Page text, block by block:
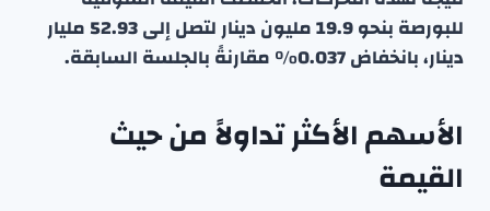
للبورصة بنحو 19.9 مليون دينار لتصل إلى 52.93 مليار
دينار، بانخفاض 0.037٪ مقارنةً بالجلسة السابقة.
الأسهم الأكثر تداولاً من حيث
القيمة